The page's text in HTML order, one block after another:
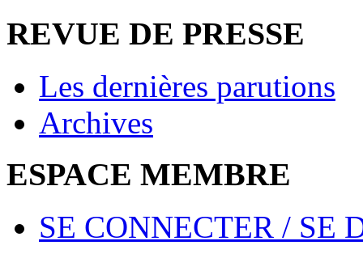
REVUE DE PRESSE
Les dernières parutions
Archives
ESPACE MEMBRE
SE CONNECTER / SE